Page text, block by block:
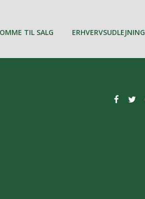
TIL SALG ERHVERVSUDLEJNING